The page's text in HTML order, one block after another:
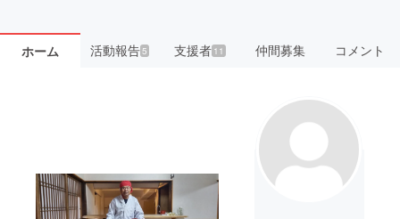
ホーム 活動報告5 支援者 11 仲間募集 コメント